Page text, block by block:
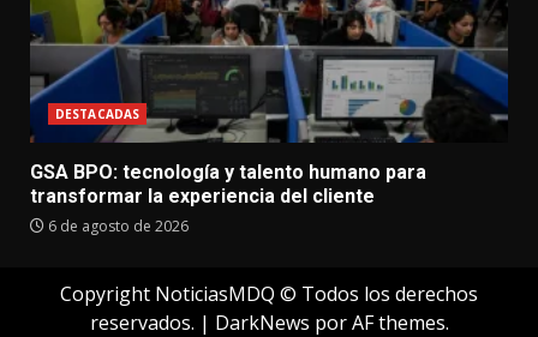
DESTACADAS
GSA BPO: tecnología y talento humano para
transformar la experiencia del cliente
6 de agosto de 2026
Copyright NoticiasMDQ © Todos los derechos
reservados. | DarkNews por AF themes.